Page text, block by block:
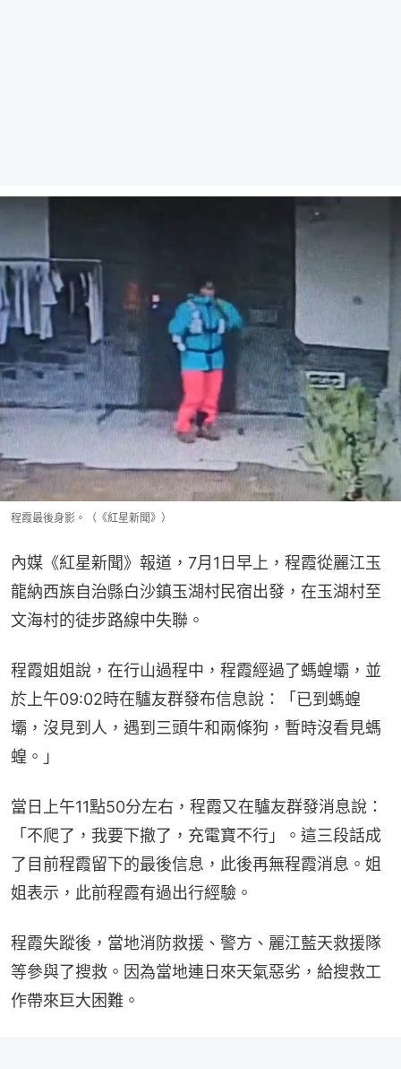
程霞最後身影。（《紅星新聞》）
內媒《紅星新聞》報道，7月1日早上，程霞從麗江玉
龍納西族自治縣白沙鎮玉湖村民宿出發，在玉湖村至
文海村的徒步路線中失聯。
程霞姐姐說，在行山過程中，程霞經過了螞蝗壩，並
於上午09:02時在驢友群發布信息說：「已到螞蝗
壩，沒見到人，遇到三頭牛和兩條狗，暫時沒看見螞
蝗。」
當日上午11點50分左右，程霞又在驢友群發消息說：
「不爬了，我要下撤了，充電寶不行」。這三段話成
了目前程霞留下的最後信息，此後再無程霞消息。姐
姐表示，此前程霞有過出行經驗。
程霞失蹤後，當地消防救援、警方、麗江藍天救援隊
等參與了搜救。因為當地連日來天氣惡劣，給搜救工
作帶來巨大困難。